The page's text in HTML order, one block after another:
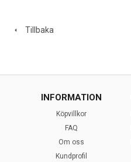
Tillbaka
INFORMATION
Köpvillkor
FAQ
Om oss
Kundprofil